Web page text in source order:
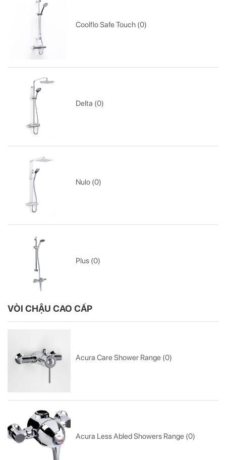
Coolflo Safe Touch (0)
Delta (0)
Nulo (0)
Plus (0)
VÒI CHẬU CAO CẤP
Acura Care Shower Range (0)
Acura Less Abled Showers Range (0)